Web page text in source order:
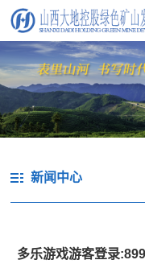
新闻中心
多乐游戏游客登录